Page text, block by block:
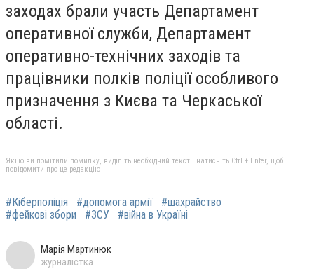
заходах брали участь Департамент
оперативної служби, Департамент
оперативно-технічних заходів та
працівники полків поліції особливого
призначення з Києва та Черкаської
області.
Якщо ви помітили помилку, виділіть необхідний текст і натисніть Ctrl + Enter, щоб
повідомити про це редакцію
#Кіберполіція #допомога армії
#шахрайство
#фейкові збори
#ЗСУ #війна в Україні
Марія Мартинюк
журналістка